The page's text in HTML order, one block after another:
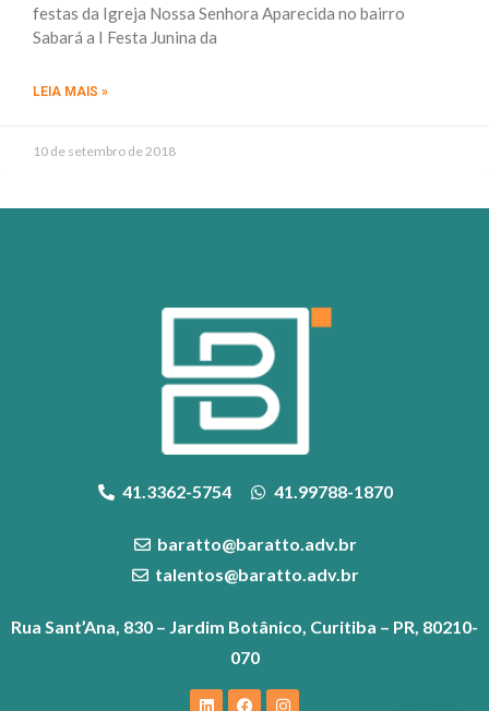
festas da Igreja Nossa Senhora Aparecida no bairro
Sabará a I Festa Junina da
LEIA MAIS »
10 de setembro de 2018
41.3362-5754 41.99788-1870
baratto@baratto.adv.br
talentos@baratto.adv.br
Rua Sant’Ana, 830 – Jardim Botânico, Curitiba – PR, 80210-
070